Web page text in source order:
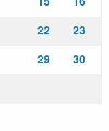
22
23
29
30